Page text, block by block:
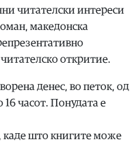
читателски интереси
македонска
откритие.
денес, во петок, од
16 часот. Понудата е
, каде што книгите може